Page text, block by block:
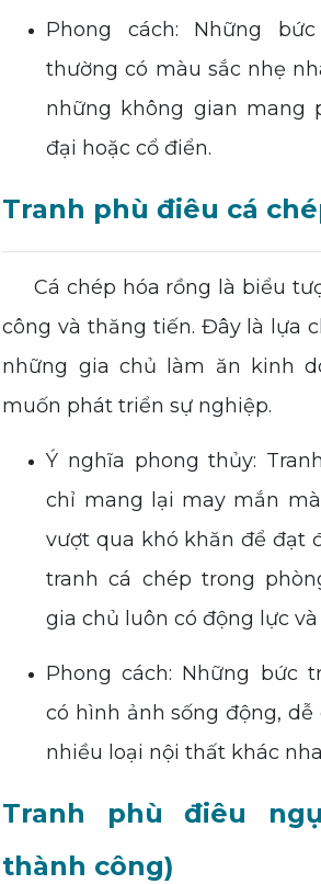
Phong cách: Những
thường có màu sắc nhẹ
những không gian mang
đại hoặc cổ điển.
Tranh phù điêu cá
Cá chép hóa rồng là biểu
công và thăng tiến. Đây là lựa
những gia chủ làm ăn kinh
muốn phát triển sự nghiệp.
Ý nghĩa phong thủy:
chỉ mang lại may mắn
vượt qua khó khăn để đạt
tranh cá chép trong
gia chủ luôn có động lực
Phong cách: Những bức
có hình ảnh sống động,
nhiều loại nội thất khác
Tranh phù điêu
thành công)